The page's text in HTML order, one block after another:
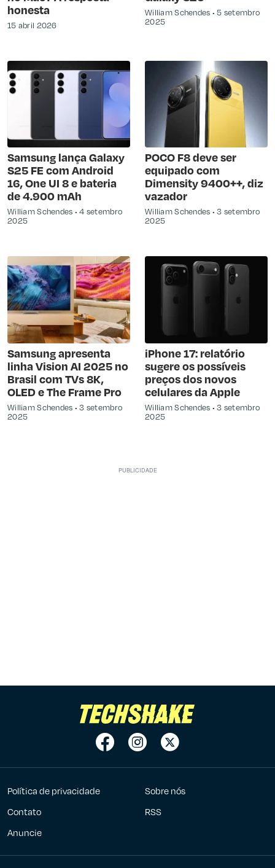
honesta
15 abril 2026
William Schendes
5 setembro
2025
Samsung lança Galaxy
S25 FE com Android
16, One UI 8 e bateria
de 4.900 mAh
William Schendes
4 setembro
2025
POCO F8 deve ser
equipado com
Dimensity 9400++, diz
vazador
William Schendes
3 setembro
2025
Samsung apresenta
linha Vision AI 2025 no
Brasil com TVs 8K,
OLED e The Frame Pro
William Schendes
3 setembro
2025
iPhone 17: relatório
sugere os possíveis
preços dos novos
celulares da Apple
William Schendes
3 setembro
2025
Política de privacidade
Sobre nós
Contato
RSS
Anuncie